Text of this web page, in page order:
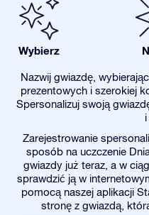
Wybierz
Nazwij gwiazdę,
prezentowych i szerokiej
Spersonalizuj swoją
Zarejestrowanie
sposób na uczczenie
gwiazdy już teraz, a w
sprawdzić ją w
pomocą naszej aplikacji
stronę z gwiazdą,